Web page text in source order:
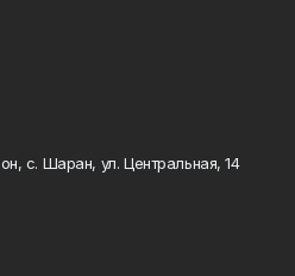
с. Шаран, ул. Центральная, 14